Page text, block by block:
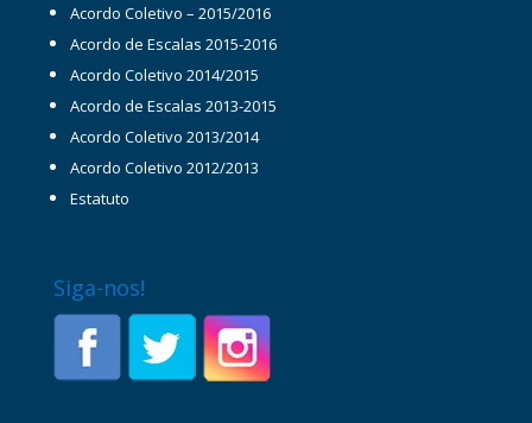
Acordo Coletivo – 2015/2016
Acordo de Escalas 2015-2016
Acordo Coletivo 2014/2015
Acordo de Escalas 2013-2015
Acordo Coletivo 2013/2014
Acordo Coletivo 2012/2013
Estatuto
Siga-nos!